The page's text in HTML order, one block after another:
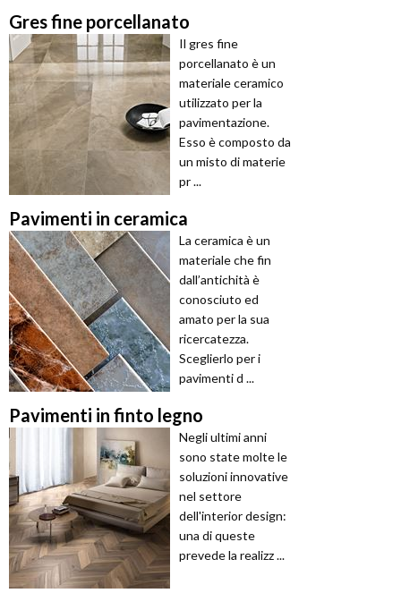
Gres fine porcellanato
Il gres fine
porcellanato è un
materiale ceramico
utilizzato per la
pavimentazione.
Esso è composto da
un misto di materie
pr ...
Pavimenti in ceramica
La ceramica è un
materiale che fin
dall’antichità è
conosciuto ed
amato per la sua
ricercatezza.
Sceglierlo per i
pavimenti d ...
Pavimenti in finto legno
Negli ultimi anni
sono state molte le
soluzioni innovative
nel settore
dell'interior design:
una di queste
prevede la realizz ...